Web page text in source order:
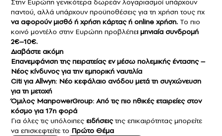
παντού, αλλά υπάρχουν προϋποθέσεις για τη χρήση τους πχ
να αφορούν μισθό ή χρήση κάρτας ή online χρήση. Το πιο
κοινό μοντέλο στην Ευρώπη προβλέπει μηνιαία συνδρομή
2€–10€.
Διαβάστε ακόμη
Επανεμφάνιση της πειρατείας εν μέσω πολεμικής έντασης –
Νέος κίνδυνος για την εμπορική ναυτιλία
Citi για Αllwyn: Νέο κεφάλαιο ανόδου μετά τη συγχώνευση
για τη μετοχή
Όμιλος ManpowerGroup: Από τις πιο ηθικές εταιρείες στον
κόσμο για 17η φορά
Για όλες τις υπόλοιπες ειδήσειςτης επικαιρότητας μπορείτε
να επισκεφτείτε το Πρώτο Θέμα